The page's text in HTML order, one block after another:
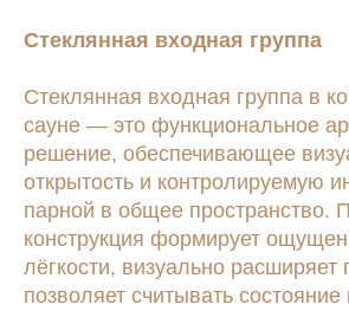
Стеклянная входная группа
Стеклянная входная группа в
сауне — это функциональное
решение, обеспечивающее
открытость и контролируемую
парной в общее пространство.
конструкция формирует
лёгкости, визуально
позволяет считывать
ШОУРУМЫ
Санкт-Петербург, Уманский пер.,
+7 (812) 210-57-89
Нижняя Сыромятническая 10,